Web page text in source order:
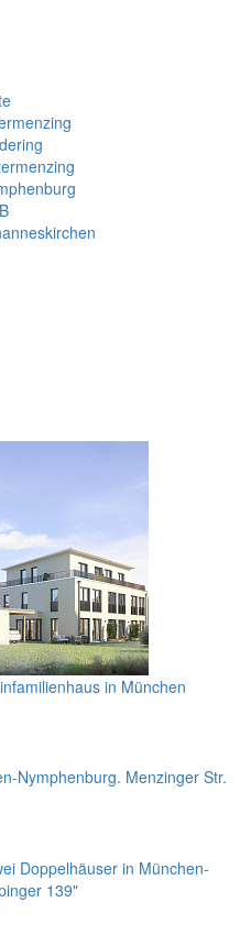
in München
Nymphenburg. Menzinger Str.
Doppelhäuser in München-
139"